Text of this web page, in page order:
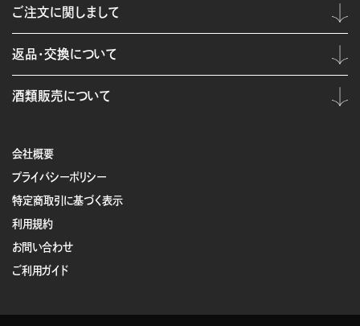
会社概要
プライバシーポリシー
特定商取引に基づく表示
利用規約
お問い合わせ
ご利用ガイド
ご注文に関しまして
返品・交換について
酒類販売について